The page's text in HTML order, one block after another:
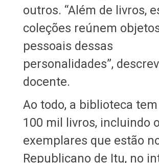
outros. “Além de livros,
coleções reúnem
pessoais dessas
personalidades”,
docente.
Ao todo, a biblioteca
100 mil livros, incluindo
exemplares que estão
Republicano de Itu, no